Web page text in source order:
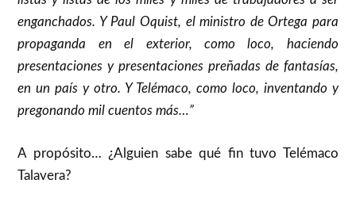
enganchados. Y Paul Oquist, el ministro de Ortega para
propaganda en el exterior, como loco, haciendo
presentaciones y presentaciones preñadas de fantasías,
en un país y otro. Y Telémaco, como loco, inventando y
pregonando mil cuentos más…”
A propósito… ¿Alguien sabe qué fin tuvo Telémaco
Talavera?